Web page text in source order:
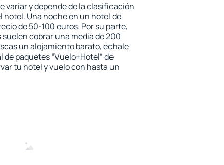
variar y depende de la clasificación
hotel. Una noche en un hotel de
de 50-100 euros. Por su parte,
cobrar una media de 200
un alojamiento barato, échale
paquetes “Vuelo+Hotel“ de
tu hotel y vuelo con hasta un